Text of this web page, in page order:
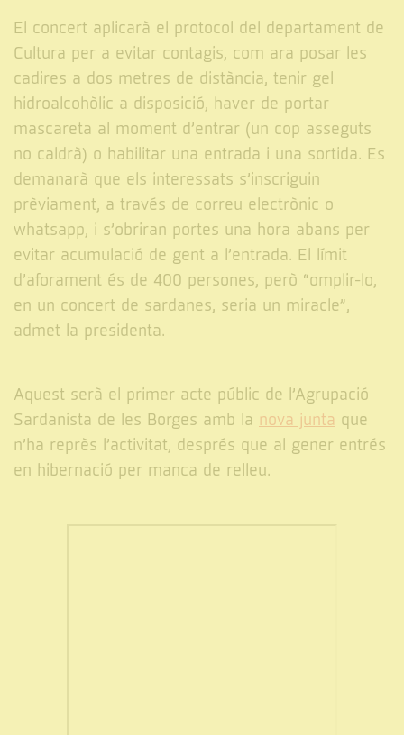
El concert aplicarà el protocol del departament de
Cultura per a evitar contagis, com ara posar les
cadires a dos metres de distància, tenir gel
hidroalcohòlic a disposició, haver de portar
mascareta al moment d’entrar (un cop asseguts
no caldrà) o habilitar una entrada i una sortida. Es
demanarà que els interessats s’inscriguin
prèviament, a través de correu electrònic o
whatsapp, i s’obriran portes una hora abans per
evitar acumulació de gent a l’entrada. El límit
d’aforament és de 400 persones, però “omplir-lo,
en un concert de sardanes, seria un miracle”,
admet la presidenta.
Aquest serà el primer acte públic de l’Agrupació
Sardanista de les Borges amb la nova junta que
n’ha reprès l’activitat, després que al gener entrés
en hibernació per manca de relleu.